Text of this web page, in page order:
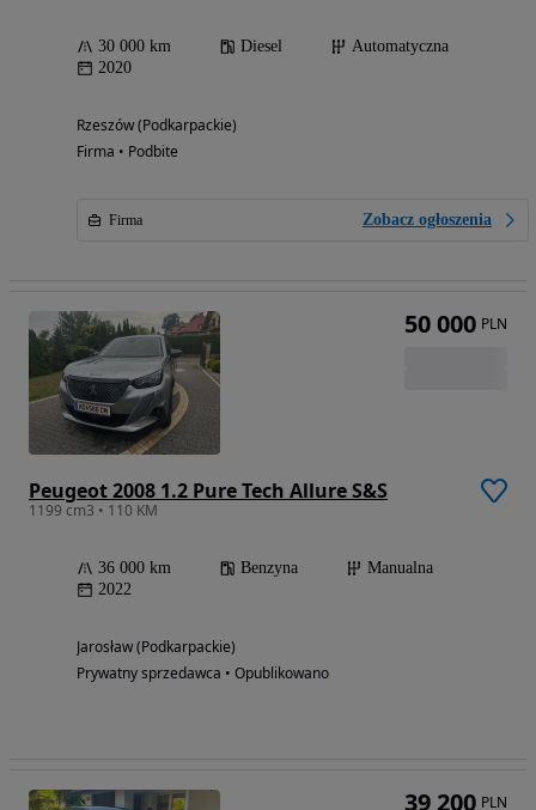
30 000 km Diesel
Automatyczna
2020
Rzeszów (Podkarpackie)
Firma • Podbite
Firma Zobacz ogłoszenia
Peugeot 2008 1.2 Pure Tech Allure S&S
1199 cm3 • 110 KM
36 000 km Benzyna
Manualna
2022
Jarosław (Podkarpackie)
Prywatny sprzedawca • Opublikowano
50 000 PLN
39 200 PLN